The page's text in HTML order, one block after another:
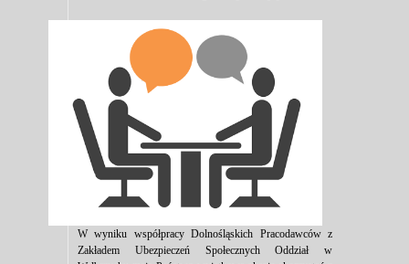
W wyniku współpracy Dolnośląskich Pracodawców z
Zakładem Ubezpieczeń Społecznych Oddział w